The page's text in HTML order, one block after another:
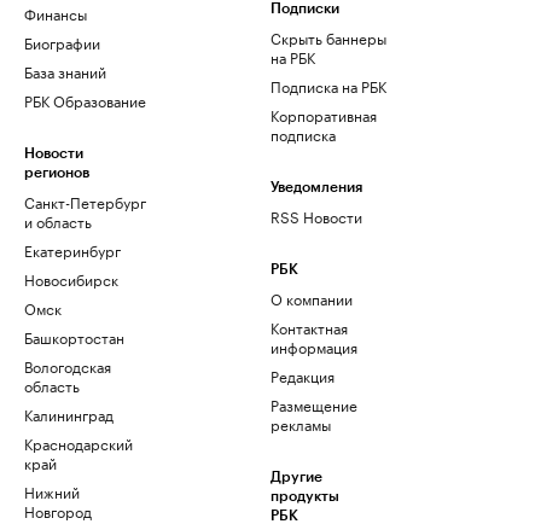
Финансы
Биографии
База знаний
РБК Образование
Новости
регионов
Санкт-Петербург
и область
Екатеринбург
Новосибирск
Омск
Башкортостан
Вологодская
область
Калининград
Краснодарский
край
Нижний
Новгород
Подписки
Скрыть баннеры
на РБК
Подписка на РБК
Корпоративная
подписка
Уведомления
RSS Новости
РБК
О компании
Контактная
информация
Редакция
Размещение
рекламы
Другие
продукты
РБК